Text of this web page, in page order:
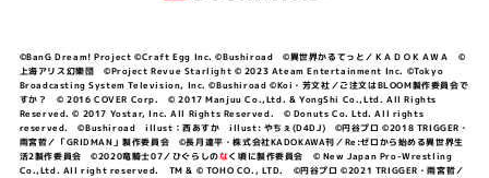
©BanG Dream! Project ©Craft Egg Inc. ©Bushiroad ©異世界かるてっと／ＫＡＤＯＫＡＷＡ ©
上海アリス幻樂団 ©Project Revue Starlight © 2023 Ateam Entertainment Inc. ©Tokyo
Broadcasting System Television, Inc. ©Bushiroad ©Koi・芳文社／ご注文はBLOOM製作委員会で
すか？ © 2016 COVER Corp. © 2017 Manjuu Co.,Ltd. & YongShi Co.,Ltd. All Rights
Reserved. © 2017 Yostar, Inc. All Rights Reserved. © Donuts Co. Ltd. All rights
reserved. ©Bushiroad illust：西あすか illust: やちぇ(D4DJ) ©円谷プロ ©2018 TRIGGER・
雨宮哲／「GRIDMAN」製作委員会 ©長月達平・株式会社KADOKAWA刊／Re:ゼロから始める異世界生
活2製作委員会 ©2020竜騎士07／ひぐらしのなく頃に製作委員会 © New Japan Pro-Wrestling
Co.,Ltd. All right reserved. TM & © TOHO CO., LTD. ©円谷プロ ©2021 TRIGGER・雨宮哲／